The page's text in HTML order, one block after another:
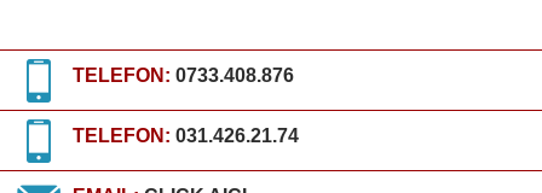
TELEFON: 0733.408.876
TELEFON: 031.426.21.74